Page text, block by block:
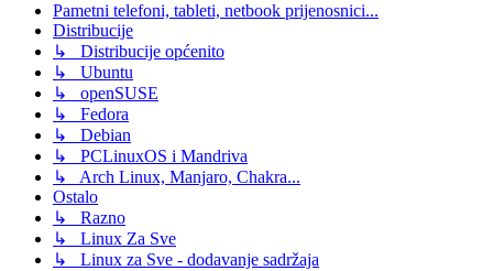
Pametni telefoni, tableti, netbook prijenosnici...
Distribucije
↳ Distribucije općenito
↳ Ubuntu
↳ openSUSE
↳ Fedora
↳ Debian
↳ PCLinuxOS i Mandriva
↳ Arch Linux, Manjaro, Chakra...
Ostalo
↳ Razno
↳ Linux Za Sve
↳ Linux za Sve - dodavanje sadržaja